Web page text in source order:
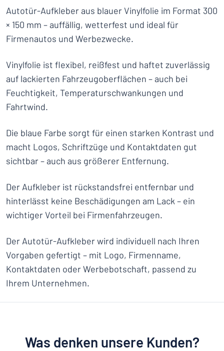
Autotür-Aufkleber aus blauer Vinylfolie im Format 300
× 150 mm – auffällig, wetterfest und ideal für
Firmenautos und Werbezwecke.
Vinylfolie ist flexibel, reißfest und haftet zuverlässig
auf lackierten Fahrzeugoberflächen – auch bei
Feuchtigkeit, Temperaturschwankungen und
Fahrtwind.
Die blaue Farbe sorgt für einen starken Kontrast und
macht Logos, Schriftzüge und Kontaktdaten gut
sichtbar – auch aus größerer Entfernung.
Der Aufkleber ist rückstandsfrei entfernbar und
hinterlässt keine Beschädigungen am Lack – ein
wichtiger Vorteil bei Firmenfahrzeugen.
Der Autotür-Aufkleber wird individuell nach Ihren
Vorgaben gefertigt – mit Logo, Firmenname,
Kontaktdaten oder Werbebotschaft, passend zu
Ihrem Unternehmen.
Was denken unsere Kunden?